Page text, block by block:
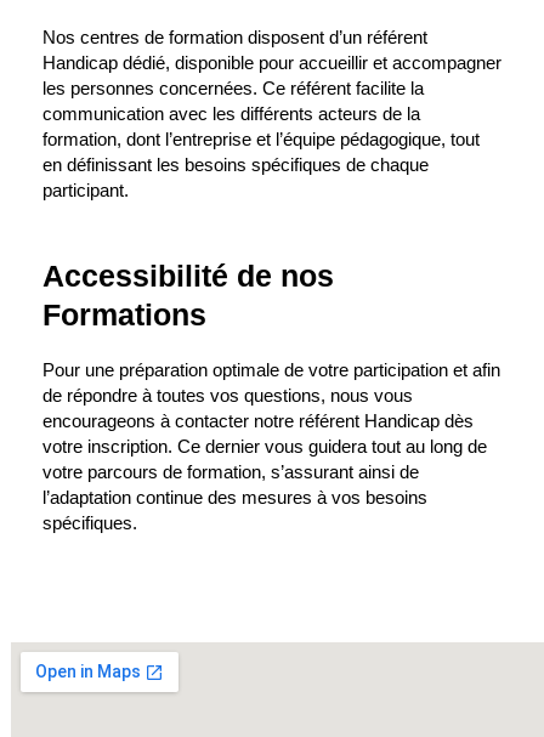
Nos centres de formation disposent d’un référent
Handicap dédié, disponible pour accueillir et accompagner
les personnes concernées. Ce référent facilite la
communication avec les différents acteurs de la
formation, dont l’entreprise et l’équipe pédagogique, tout
en définissant les besoins spécifiques de chaque
participant.
Accessibilité de nos
Formations
Pour une préparation optimale de votre participation et afin
de répondre à toutes vos questions, nous vous
encourageons à contacter notre référent Handicap dès
votre inscription. Ce dernier vous guidera tout au long de
votre parcours de formation, s’assurant ainsi de
l’adaptation continue des mesures à vos besoins
spécifiques.